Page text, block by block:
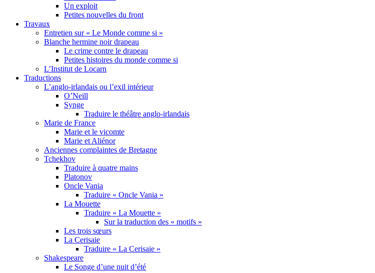
Un exploit
Petites nouvelles du front
Travaux
Entretien sur « Le Monde comme si »
Blanche hermine noir drapeau
Le crime contre le drapeau
Petites histoires du monde comme si
L’Institut de Locarn
Traductions
L’anglo-irlandais ou l’exil intérieur
O’Neill
Synge
Traduire le théâtre anglo-irlandais
Marie de France
Marie et le vicomte
Marie et Aliénor
Anciennes complaintes de Bretagne
Tchekhov
Traduire à quatre mains
Platonov
Oncle Vania
Traduire « Oncle Vania »
La Mouette
Traduire « La Mouette »
Sur la traduction des « motifs »
Les trois sœurs
La Cerisaie
Traduire « La Cerisaie »
Shakespeare
Le Songe d’une nuit d’été